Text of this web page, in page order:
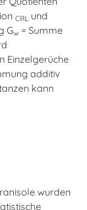
CRL und
Gw = Summe
Einzelgerüche
additiv
kann
wurden